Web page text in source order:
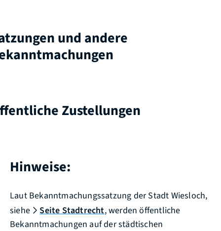
und andere
Zustellungen
Hinweise:
Laut Bekanntmachungssatzung der Stadt Wiesloch,
siehe
Seite Stadtrecht, werden öffentliche
Bekanntmachungen auf der städtischen